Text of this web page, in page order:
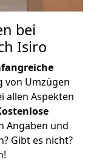
bei
Isiro
von Umzügen
allen Aspekten
ostenlose
Angaben und
Gibt es nicht?